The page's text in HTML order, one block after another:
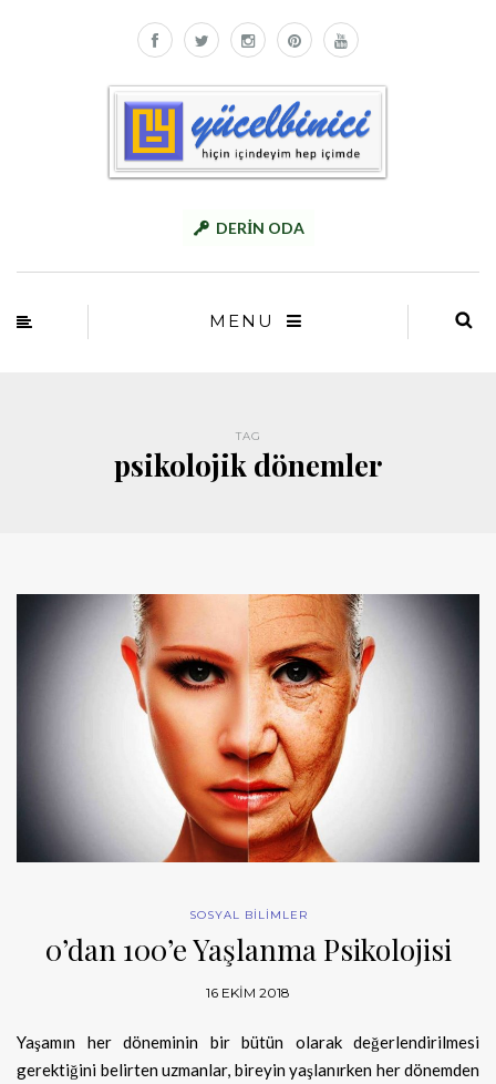
DERİN ODA
MENU
TAG
psikolojik dönemler
SOSYAL BİLİMLER
0’dan 100’e Yaşlanma Psikolojisi
16 EKIM 2018
Yaşamın her döneminin bir bütün olarak değerlendirilmesi
gerektiğini belirten uzmanlar, bireyin yaşlanırken her dönemden